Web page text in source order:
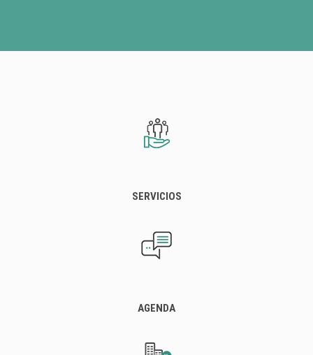
SERVICIOS
AGENDA